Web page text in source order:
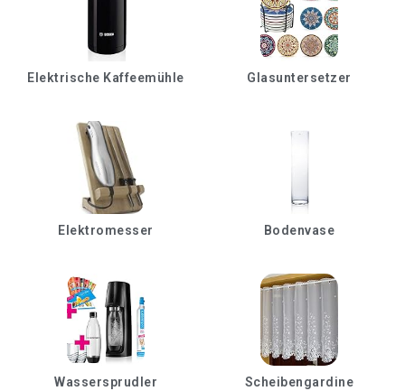
Elektrische Kaffeemühle Glasuntersetzer
Elektromesser Bodenvase
Wassersprudler Scheibengardine